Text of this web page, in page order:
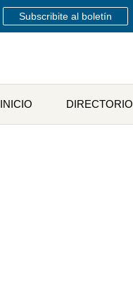
Subscribite al boletín
INICIO DIRECTORIO